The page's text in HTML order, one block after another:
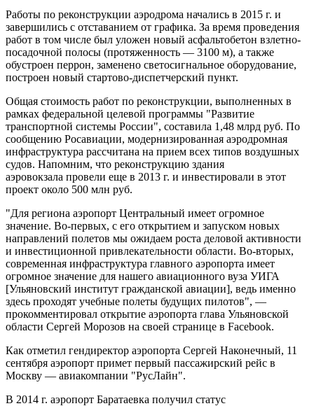
Работы по реконструкции аэродрома начались в 2015 г. и
завершились с отставанием от графика. За время проведения
работ в том числе был уложен новый асфальтобетон взлетно-
посадочной полосы (протяженность — 3100 м), а также
обустроен перрон, заменено светосигнальное оборудование,
построен новый стартово-диспетчерский пункт.
Общая стоимость работ по реконструкции, выполненных в
рамках федеральной целевой программы "Развитие
транспортной системы России", составила 1,48 млрд руб. По
сообщению Росавиации, модернизированная аэродромная
инфраструктура рассчитана на прием всех типов воздушных
судов. Напомним, что реконструкцию здания
аэровокзала провели еще в 2013 г. и инвестировали в этот
проект около 500 млн руб.
"Для региона аэропорт Центральный имеет огромное
значение. Во-первых, с его открытием и запуском новых
направлений полетов мы ожидаем роста деловой активности
и инвестиционной привлекательности области. Во-вторых,
современная инфраструктура главного аэропорта имеет
огромное значение для нашего авиационного вуза УИГА
[Ульяновский институт гражданской авиации], ведь именно
здесь проходят учебные полеты будущих пилотов", —
прокомментировал открытие аэропорта глава Ульяновской
области Сергей Морозов на своей странице в Facebook.
Как отметил гендиректор аэропорта Сергей Наконечный, 11
сентября аэропорт примет первый пассажирский рейс в
Москву — авиакомпании "РусЛайн".
В 2014 г. аэропорт Баратаевка получил статус